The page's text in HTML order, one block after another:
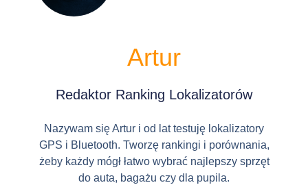
Artur
Redaktor Ranking Lokalizatorów
Nazywam się Artur i od lat testuję lokalizatory
GPS i Bluetooth. Tworzę rankingi i porównania,
żeby każdy mógł łatwo wybrać najlepszy sprzęt
do auta, bagażu czy dla pupila.